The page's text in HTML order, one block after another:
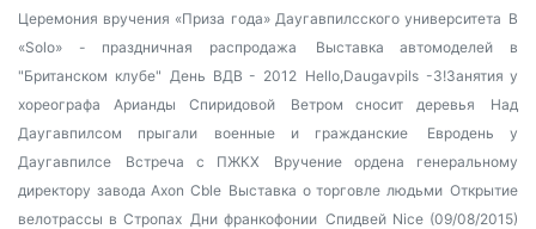
Церемония вручения «Приза года» Даугавпилсского университета В
«Solo» - праздничная распродажа
Выставка автомоделей в
"Британском клубе" День ВДВ - 2012 Hello,Daugavpils -3!Занятия у
хореографа Арианды Спиридовой
Ветром сносит деревья
Над
Даугавпилсом прыгали военные и гражданские
Евродень у
Даугавпилсе
Встреча с ПЖКХ
Вручение ордена генеральному
директору завода Axon Cble Выставка о торговле людьми Открытие
велотрассы в Стропах Дни франкофонии Спидвей Nice (09/08/2015)